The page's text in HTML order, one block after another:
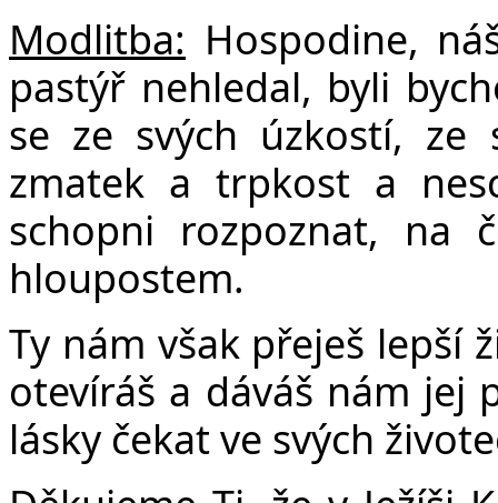
Modlitba: Hospodine,
pastýř nehledal, byli
se ze svých úzkostí,
zmatek a trpkost a
schopni rozpoznat, na
hloupostem.
Ty nám však přeješ lepší
otevíráš a dáváš nám jej
lásky čekat ve svých